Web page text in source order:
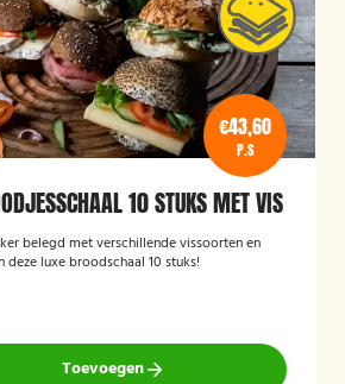
€43,60
P.S
10 STUKS MET VIS
belegd met verschillende vissoorten en
dan deze luxe broodschaal 10 stuks!
Toevoegen